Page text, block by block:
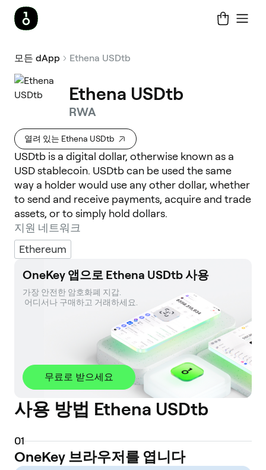
모든 dApp Ethena USDtb
Ethena USDtb
RWA
열려 있는 Ethena USDtb
USDtb is a digital dollar, otherwise known as a
USD stablecoin. USDtb can be used the same
way a holder would use any other dollar, whether
to send and receive payments, acquire and trade
assets, or to simply hold dollars.
지원 네트워크
Ethereum
OneKey 앱으로 Ethena USDtb 사용
가장 안전한 암호화폐 지갑.
어디서나 구매하고 거래하세요.
무료로 받으세요
사용 방법 Ethena USDtb
01
OneKey 브라우저를 엽니다